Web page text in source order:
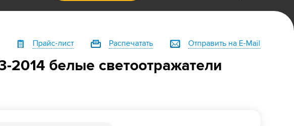
Прайс-лист Распечатать Отправить на E-Mail
белые светоотражатели